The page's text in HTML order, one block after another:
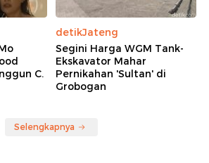
C.
detikJateng
Segini Harga WGM Tank-
Ekskavator Mahar
Pernikahan 'Sultan' di
Grobogan
Selengkapnya